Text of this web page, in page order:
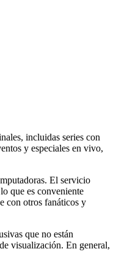
incluidas series con
y especiales en vivo,
El servicio
que es conveniente
con otros fanáticos y
que no están
visualización. En general,